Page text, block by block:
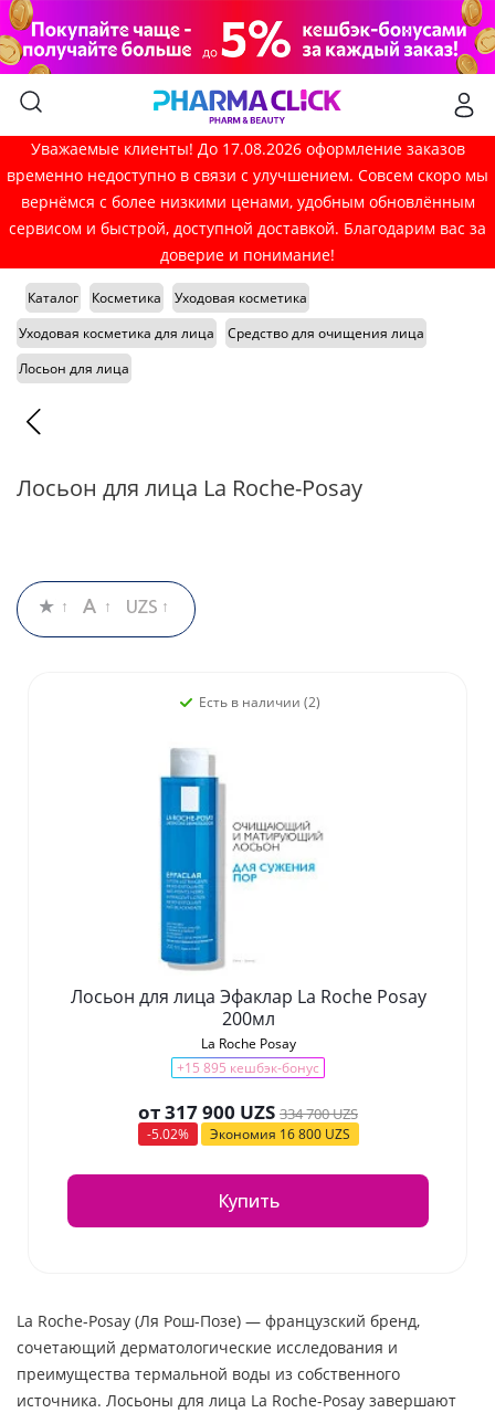
Уважаемые клиенты! До 17.08.2026 оформление заказов
временно недоступно в связи с улучшением. Совсем скоро мы
вернёмся с более низкими ценами, удобным обновлённым
сервисом и быстрой, доступной доставкой. Благодарим вас за
доверие и понимание!
Каталог Косметика
Уходовая косметика
Уходовая косметика для лица
Средство для очищения лица
Лосьон для лица
Лосьон для лица La Roche-Posay
Есть в наличии (2)
Лосьон для лица Эфаклар La Roche Posay
200мл
La Roche Posay
+15 895 кешбэк-бонус
от317 900 UZS 334 700 UZS
-5.02% Экономия 16 800 UZS
Купить
La Roche-Posay (Ля Рош-Позе) — французский бренд,
сочетающий дерматологические исследования и
преимущества термальной воды из собственного
источника. Лосьоны для лица La Roche-Posay завершают